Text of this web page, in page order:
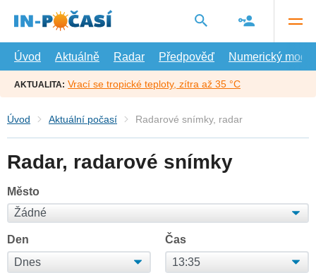
hlavní
Úvod
Aktuálně Radar Předpověď Numerický model
AKTUALITA: Vrací se tropické teploty, zítra až 35 °C
Úvod Aktuální počasí Radarové snímky, radar
Radar, radarové snímky
Město
Den Čas